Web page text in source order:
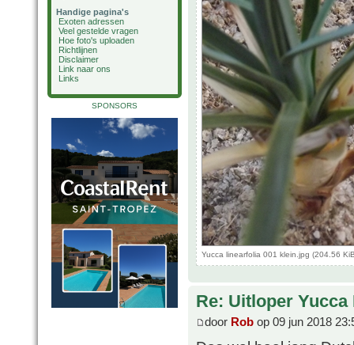
Handige pagina's
Exoten adressen
Veel gestelde vragen
Hoe foto's uploaden
Richtlijnen
Disclaimer
Link naar ons
Links
SPONSORS
Yucca linearfolia 001 klein.jpg (204.56
Re: Uitloper
door Rob op 09 jun 2018